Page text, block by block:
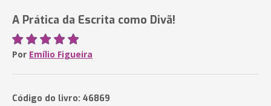
A Prática da Escrita como Divã!
Por Emílio Figueira
Código do livro: 46869